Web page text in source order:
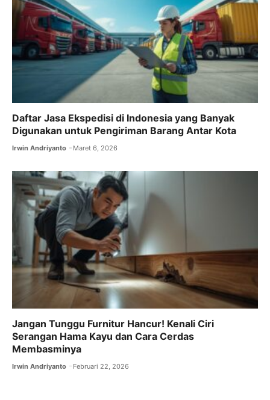
Daftar Jasa Ekspedisi di Indonesia yang Banyak
Digunakan untuk Pengiriman Barang Antar Kota
Irwin Andriyanto Maret 6, 2026
Jangan Tunggu Furnitur Hancur! Kenali Ciri
Serangan Hama Kayu dan Cara Cerdas
Membasminya
Irwin Andriyanto Februari 22, 2026